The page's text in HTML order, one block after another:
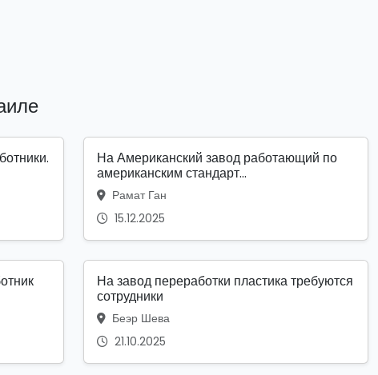
На Американский завод работающий по
американским стандарт...
Рамат Ган
15.12.2025
На завод переработки пластика требуются
сотрудники
Беэр Шева
21.10.2025